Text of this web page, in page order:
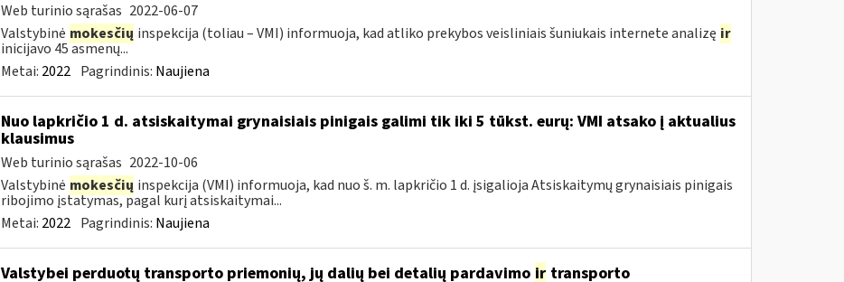
Web turinio sąrašas 2022-06-07
Valstybinė mokesčių inspekcija (toliau – VMI) informuoja, kad atliko prekybos veisliniais šuniukais internete analizę ir
inicijavo 45 asmenų...
Metai: 2022 Pagrindinis: Naujiena
Nuo lapkričio 1 d. atsiskaitymai grynaisiais pinigais galimi tik iki 5 tūkst. eurų: VMI atsako į aktualius
klausimus
Web turinio sąrašas 2022-10-06
Valstybinė mokesčių inspekcija (VMI) informuoja, kad nuo š. m. lapkričio 1 d. įsigalioja Atsiskaitymų grynaisiais pinigais
ribojimo įstatymas, pagal kurį atsiskaitymai...
Metai: 2022 Pagrindinis: Naujiena
Valstybei perduotų transporto priemonių, jų dalių bei detalių pardavimo irtransporto